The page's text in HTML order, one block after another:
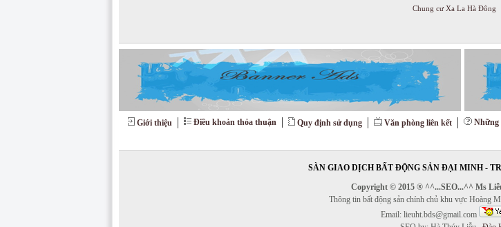
Chung cư Xa La Hà Đông
Giới thiệu Điều khoản thỏa thuận Quy định sử dụng Văn phòng liên kết Những
SÀN GIAO DỊCH BẤT ĐỘNG SẢN ĐẠI MINH -
Copyright © 2015 ® ^^...SEO...^^ Ms
Thông tin bất động sản chính chủ khu vực Hoàng
Email: lieuht.bds@gmail.com